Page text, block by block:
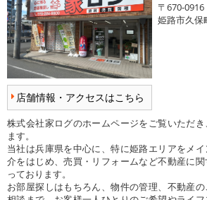
店舗情報・アクセスはこちら
〒670-0916
姫路市久
株式会社家ログのホームページをご覧いただ
ます。
当社は兵庫県を中心に、特に姫路エリアをメ
介をはじめ、売買・リフォームなど不動産に
っております。
お部屋探しはもちろん、物件の管理、不動産